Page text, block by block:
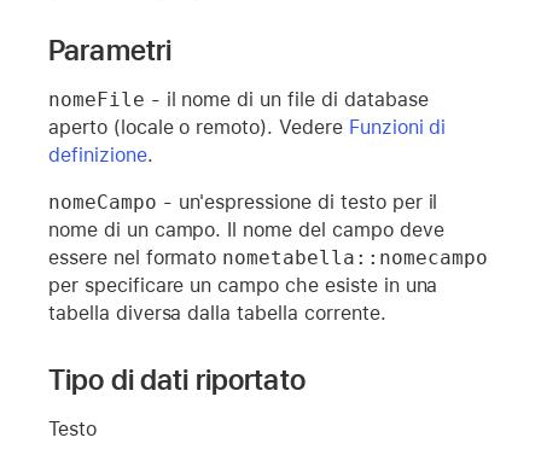
Parametri
nomeFile - il nome di un file di database
aperto (locale o remoto). Vedere Funzioni di
definizione.
nomeCampo - un'espressione di testo per il
nome di un campo. Il nome del campo deve
essere nel formato nometabella::nomecampo
per specificare un campo che esiste in una
tabella diversa dalla tabella corrente.
Tipo di dati riportato
Testo